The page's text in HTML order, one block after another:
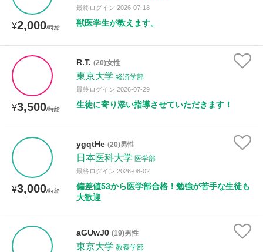
¥2,000/時給
最終ログイン:2026-07-18
獣医学生が教えます。
¥3,500/時給
R.T. (20)女性
東京大学 経済学部
最終ログイン:2026-07-29
生徒に寄り添い指導させていただきます！
¥3,000/時給
ygqtHe (20)男性
日本医科大学 医学部
最終ログイン:2026-08-02
偏差値53から医学部合格！勉強が苦手な生徒も
大歓迎
aGUwJ0 (19)男性
東京大学 教養学部